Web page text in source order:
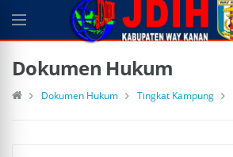
Dokumen Hukum
Dokumen Hukum Tingkat Kampung